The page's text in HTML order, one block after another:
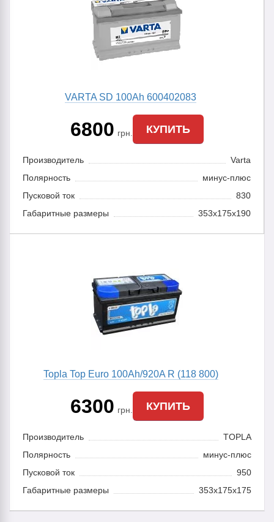
VARTA SD 100Ah 600402083
6800 грн. КУПИТЬ
Производитель
Varta
Полярность
минус-плюс
Пусковой ток
830
Габаритные размеры
353x175x190
Topla Top Euro 100Ah/920A R (118 800)
6300 грн. КУПИТЬ
Производитель
TOPLA
Полярность
минус-плюс
Пусковой ток
950
Габаритные размеры
353x175x175